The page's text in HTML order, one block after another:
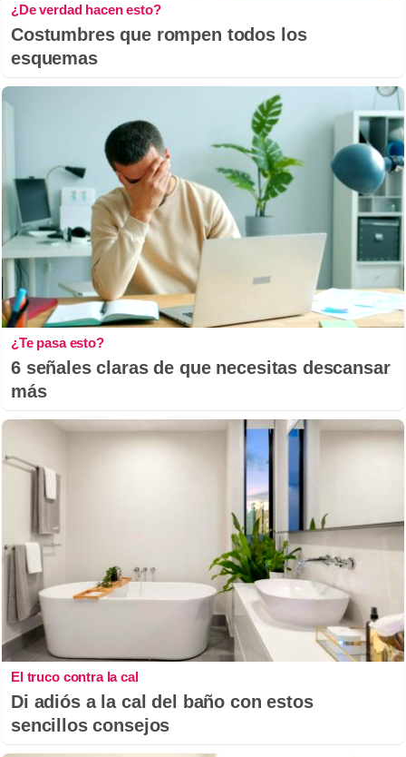
¿De verdad hacen esto?
Costumbres que rompen todos los
esquemas
¿Te pasa esto?
6 señales claras de que necesitas descansar
más
El truco contra la cal
Di adiós a la cal del baño con estos
sencillos consejos